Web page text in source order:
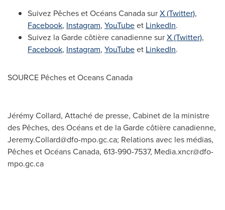
Suivez Pêches et Océans Canada surX (Twitter),
Facebook, Instagram, YouTubeet LinkedIn.
Suivez la Garde côtière canadienne surX (Twitter),
Facebook, Instagram, YouTubeet LinkedIn.
SOURCE Pêches et Oceans Canada
Jérémy Collard, Attaché de presse, Cabinet de la ministre
des Pêches, des Océans et de la Garde côtière canadienne,
Jeremy.Collard@dfo-mpo.gc.ca; Relations avec les médias,
Pêches et Océans Canada, 613-990-7537, Media.xncr@dfo-
mpo.gc.ca